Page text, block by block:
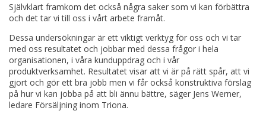
Självklart framkom det också några saker som vi kan förbättra
och det tar vi till oss i vårt arbete framåt.
Dessa undersökningar är ett viktigt verktyg för oss och vi tar
med oss resultatet och jobbar med dessa frågor i hela
organisationen, i våra kunduppdrag och i vår
produktverksamhet. Resultatet visar att vi är på rätt spår, att vi
gjort och gör ett bra jobb men vi får också konstruktiva förslag
på hur vi kan jobba på att bli ännu bättre, säger Jens Werner,
ledare Försäljning inom Triona.